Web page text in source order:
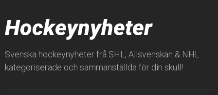
Hockeynyheter
Svenska hockeynyheter frå SHL, Allsvenskan & NHL
kategoriserade och sammanställda för din skull!